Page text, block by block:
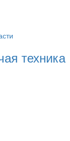
техника